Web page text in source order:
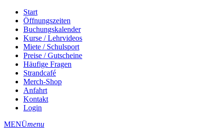
Start
Öffnungszeiten
Buchungskalender
Kurse / Lehrvideos
Miete / Schulsport
Preise / Gutscheine
Häufige Fragen
Strandcafé
Merch-Shop
Anfahrt
Kontakt
Login
MENÜmenu